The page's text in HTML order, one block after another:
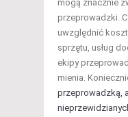
mogą znacznie
przeprowadzki.
uwzględnić
sprzętu, usług
ekipy
mienia.
przeprowadzką,